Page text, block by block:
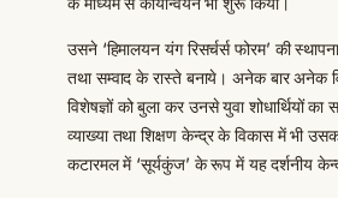
उसने ‘हिमालयन यंग रिसर्चर्स फोरम’ की
तथा सम्वाद के रास्ते बनाये। अनेक बार अनेक
विशेषज्ञों को बुला कर उनसे युवा शोधार्थियों का
व्याख्या तथा शिक्षण केन्द्र के विकास में भी
कटारमल में ‘सूर्यकुंज’ के रूप में यह दर्शनीय